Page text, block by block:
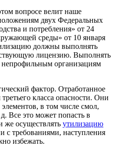
вопросе велит наше
двух Федеральных
и потребления» от 24
среды» от 10 января
должны выполнять
лицензию. Выполнять
организациям
фактор. Отработанное
класса опасности. Они
в том числе смол,
Все это может попасть в
же осуществлять утилизацию
с требованиями, наступления
избежать.